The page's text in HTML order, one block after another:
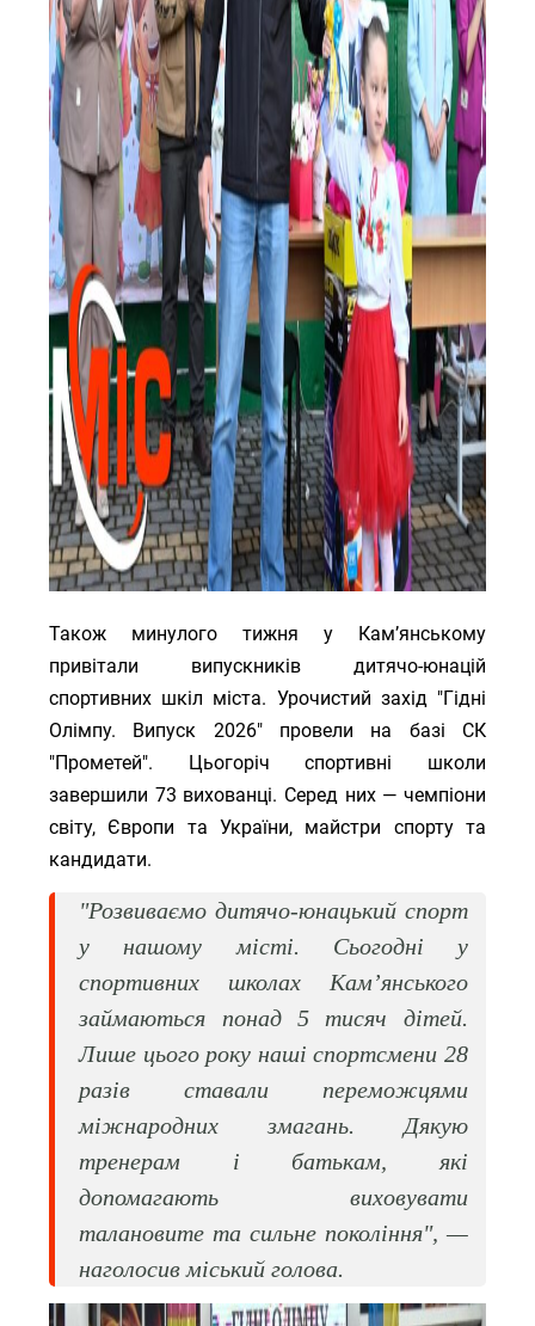
Також минулого тижня у Кам’янському
привітали випускників дитячо-юнацій
спортивних шкіл міста. Урочистий захід "Гідні
Олімпу. Випуск 2026" провели на базі СК
"Прометей". Цьогоріч спортивні школи
завершили 73 вихованці. Серед них — чемпіони
світу, Європи та України, майстри спорту та
кандидати.
"Розвиваємо дитячо-юнацький спорт
у нашому місті. Сьогодні у
спортивних школах Кам’янського
займаються понад 5 тисяч дітей.
Лише цього року наші спортсмени 28
разів ставали переможцями
міжнародних змагань. Дякую
тренерам і батькам, які
допомагають виховувати
талановите та сильне покоління", —
наголосив міський голова.